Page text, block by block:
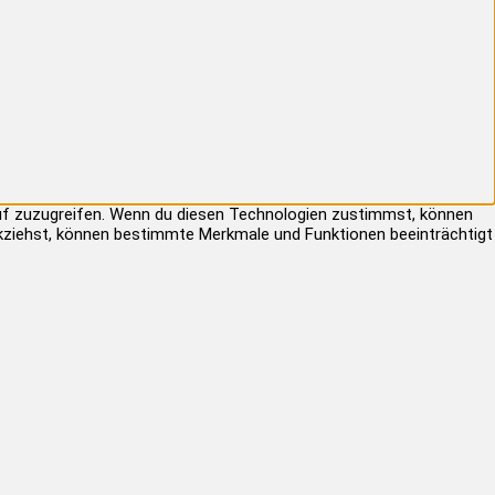
zuzugreifen. Wenn du diesen Technologien zustimmst, können
können bestimmte Merkmale und Funktionen beeinträchtigt